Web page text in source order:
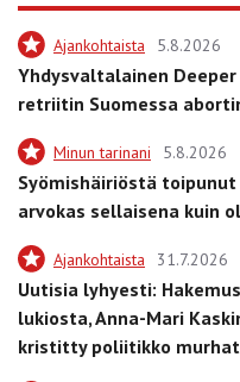
Ajankohtaista 5.8.2026
Yhdysvaltalainen
retriitin Suomessa
Minun tarinani 5.8.2026
Syömishäiriöstä
arvokas sellaisena kuin
Ajankohtaista 31.7.2026
Uutisia lyhyesti:
lukiosta, Anna-Mari
kristitty poliitikko